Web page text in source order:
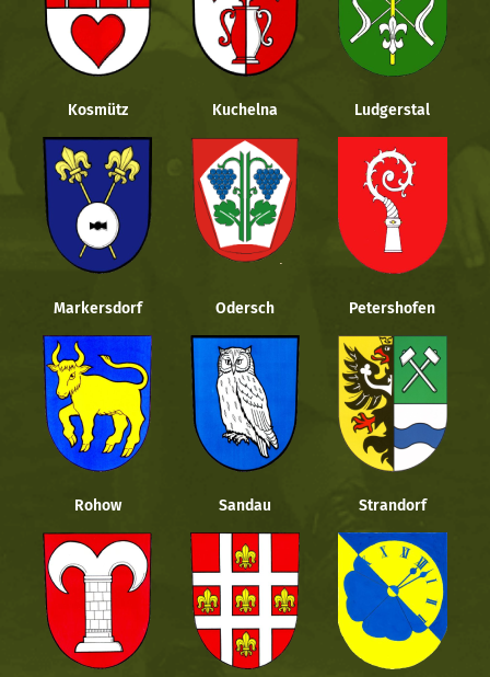
Kosmütz Kuchelna Ludgerstal
Markersdorf Odersch Petershofen
Rohow Sandau Strandorf